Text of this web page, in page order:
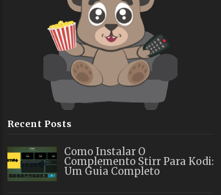
Recent Posts
Como Instalar O
Complemento Stirr Para Kodi:
Um Guia Completo